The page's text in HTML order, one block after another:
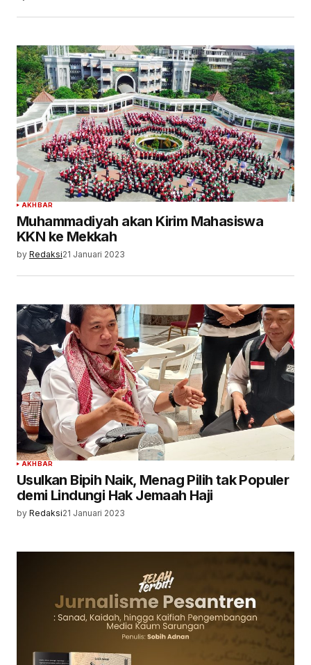
AKHBAR
Muhammadiyah akan Kirim Mahasiswa
KKN ke Mekkah
by Redaksi21 Januari 2023
AKHBAR
Usulkan Bipih Naik, Menag Pilih tak Populer
demi Lindungi Hak Jemaah Haji
by Redaksi21 Januari 2023